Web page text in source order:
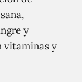
y
vitaminas y